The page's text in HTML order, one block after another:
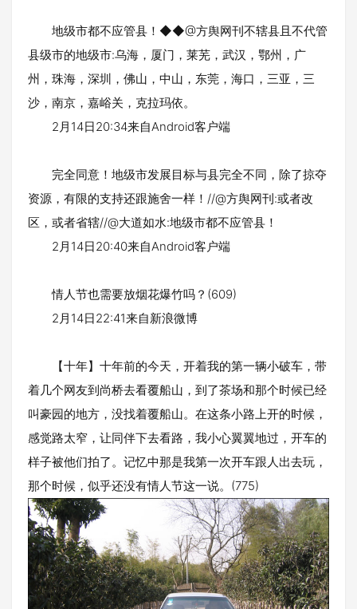
地级市都不应管县！◆◆@方舆网刊不辖县且不代管
县级市的地级市:乌海，厦门，莱芜，武汉，鄂州，广
州，珠海，深圳，佛山，中山，东莞，海口，三亚，三
沙，南京，嘉峪关，克拉玛依。
2月14日20:34来自Android客户端
完全同意！地级市发展目标与县完全不同，除了掠夺
资源，有限的支持还跟施舍一样！//@方舆网刊:或者改
区，或者省辖//@大道如水:地级市都不应管县！
2月14日20:40来自Android客户端
情人节也需要放烟花爆竹吗？(609)
2月14日22:41来自新浪微博
【十年】十年前的今天，开着我的第一辆小破车，带
着几个网友到尚桥去看覆船山，到了茶场和那个时候已经
叫豪园的地方，没找着覆船山。在这条小路上开的时候，
感觉路太窄，让同伴下去看路，我小心翼翼地过，开车的
样子被他们拍了。记忆中那是我第一次开车跟人出去玩，
那个时候，似乎还没有情人节这一说。(775)